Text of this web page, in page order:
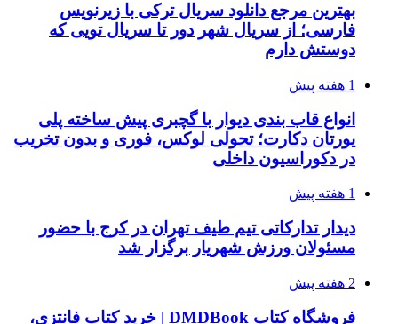
بهترین مرجع دانلود سریال ترکی با زیرنویس
فارسی؛ از سریال شهر دور تا سریال تویی که
دوستش دارم
1 هفته پیش
انواع قاب بندی دیوار با گچبری پیش ساخته پلی
یورتان دکارت؛ تحولی لوکس، فوری و بدون تخریب
در دکوراسیون داخلی
1 هفته پیش
دیدار تدارکاتی تیم طیف تهران در کرج با حضور
مسئولان ورزش شهریار برگزار شد
2 هفته پیش
فروشگاه کتاب DMDBook | خرید کتاب فانتزی،